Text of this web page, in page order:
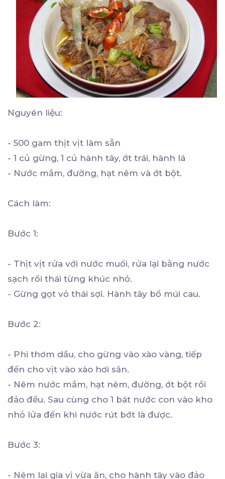
Nguyên liệu:
- 500 gam thịt vịt làm sẵn
- 1 củ gừng, 1 củ hành tây, ớt trái, hành lá
- Nước mắm, đường, hạt nêm và ớt bột.
Cách làm:
Bước 1:
- Thịt vịt rửa với nước muối, rửa lại bằng nước
sạch rồi thái từng khúc nhỏ.
- Gừng gọt vỏ thái sợi. Hành tây bổ múi cau.
Bước 2:
- Phi thơm dầu, cho gừng vào xào vàng, tiếp
đến cho vịt vào xào hơi săn.
- Nêm nước mắm, hạt nêm, đường, ớt bột rồi
đảo đều. Sau cùng cho 1 bát nước con vào kho
nhỏ lửa đến khi nước rút bớt là được.
Bước 3:
- Nêm lại gia vị vừa ăn, cho hành tây vào đảo